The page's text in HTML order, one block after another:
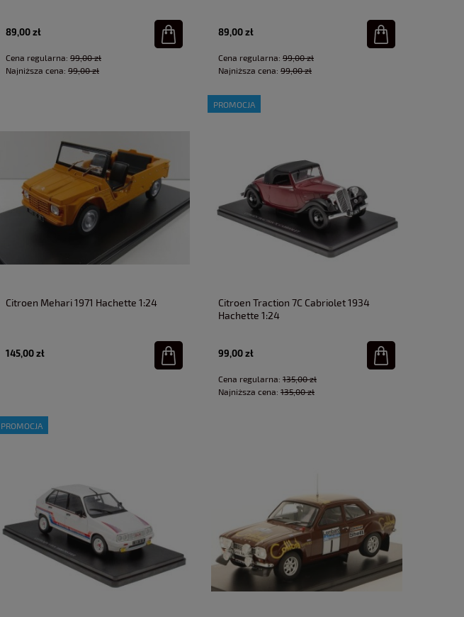
89,00 zł
Cena regularna: 99,00 zł
Najniższa cena: 99,00 zł
89,00 zł
Cena regularna: 99,00 zł
Najniższa cena: 99,00 zł
Citroen Mehari 1971 Hachette 1:24
145,00 zł
Citroen Traction 7C Cabriolet 1934
Hachette 1:24
99,00 zł
Cena regularna: 135,00 zł
Najniższa cena: 135,00 zł
PROMOCJA
PROMOCJA